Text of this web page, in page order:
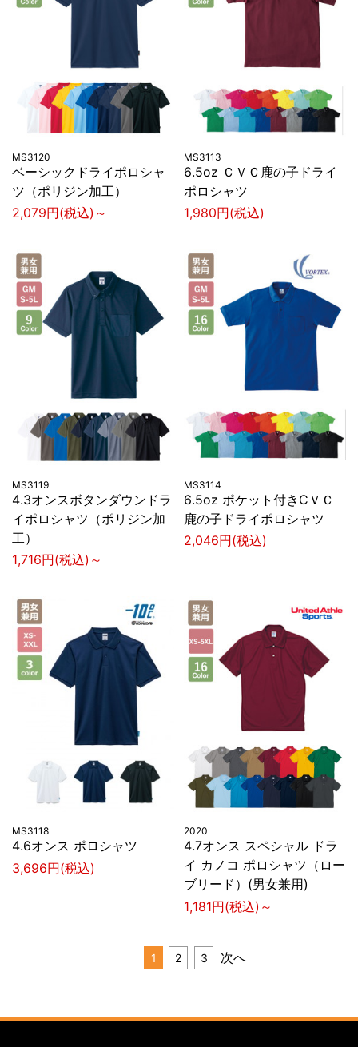
MS3120
ベーシックドライポロシャ
ツ（ポリジン加工）
2,079円(税込)～
MS3113
6.5oz ＣＶＣ鹿の子ドライ
ポロシャツ
1,980円(税込)
MS3119
4.3オンスボタンダウンドラ
イポロシャツ（ポリジン加
工）
1,716円(税込)～
MS3114
6.5oz ポケット付きCＶＣ
鹿の子ドライポロシャツ
2,046円(税込)
MS3118
4.6オンス ポロシャツ
3,696円(税込)
2020
4.7オンス スペシャル ドラ
イ カノコ ポロシャツ（ロー
ブリード）(男女兼用)
1,181円(税込)～
1 2 3 次へ